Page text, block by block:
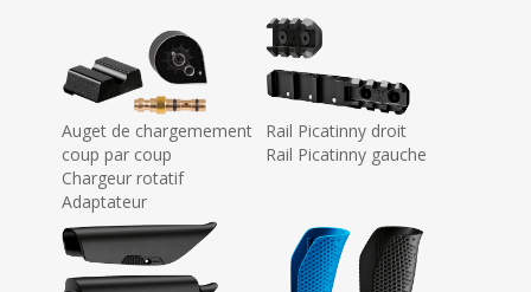
Auget de chargemement
coup par coup
Chargeur rotatif
Adaptateur
Rail Picatinny droit
Rail Picatinny gauche